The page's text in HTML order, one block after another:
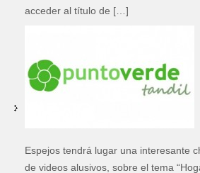
acceder al título de […]
Espejos tendrá lugar una interesante
de videos alusivos, sobre el tema